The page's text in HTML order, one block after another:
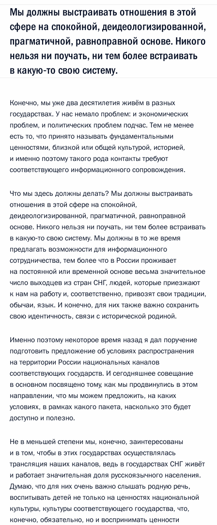
Мы должны выстраивать отношения в этой
сфере на спокойной, деидеологизированной,
прагматичной, равноправной основе. Никого
нельзя ни поучать, ни тем более встраивать
в какую‑то свою систему.
Конечно, мы уже два десятилетия живём в разных
государствах. У нас немало проблем: и экономических
проблем, и политических проблем подчас. Тем не менее
есть то, что принято называть фундаментальными
ценностями, близкой или общей культурой, историей,
и именно поэтому такого рода контакты требуют
соответствующего информационного сопровождения.
Что мы здесь должны делать? Мы должны выстраивать
отношения в этой сфере на спокойной,
деидеологизированной, прагматичной, равноправной
основе. Никого нельзя ни поучать, ни тем более встраивать
в какую‑то свою систему. Мы должны в то же время
предлагать возможности для информационного
сотрудничества, тем более что в России проживает
на постоянной или временной основе весьма значительное
число выходцев из стран СНГ, людей, которые приезжают
к нам на работу и, соответственно, привозят свои традиции,
обычаи, язык. И конечно, для них также важно сохранить
свою идентичность, связи с исторической родиной.
Именно поэтому некоторое время назад я дал поручение
подготовить предложение об условиях распространения
на территории России национальных каналов
соответствующих государств. И сегодняшнее совещание
в основном посвящено тому, как мы продвинулись в этом
направлении, что мы можем предложить, на каких
условиях, в рамках какого пакета, насколько это будет
доступно и полезно.
Не в меньшей степени мы, конечно, заинтересованы
и в том, чтобы в этих государствах осуществлялась
трансляция наших каналов, ведь в государствах СНГ живёт
и работает значительная доля русскоязычного населения.
Думаю, что для них очень важно слышать родную речь,
воспитывать детей не только на ценностях национальной
культуры, культуры соответствующего государства, что,
конечно, обязательно, но и воспринимать ценности